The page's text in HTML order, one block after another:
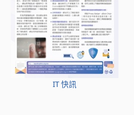
IT 快訊